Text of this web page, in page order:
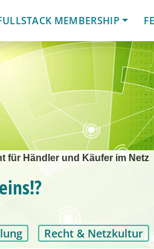
MEMBERSHIP
für Händler und Käufer im Netz
Recht & Netzkultur